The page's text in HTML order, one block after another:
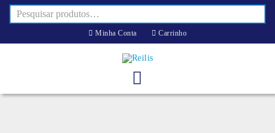
Minha Conta Carrinho